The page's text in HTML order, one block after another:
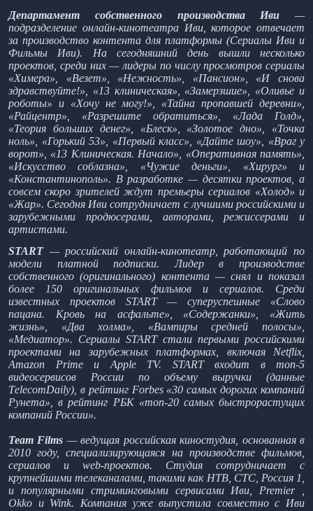
Департамент собственного производства Иви —
подразделение онлайн-кинотеатра Иви, которое отвечает
за производство контента для платформы (Сериалы Иви и
Фильмы Иви). На сегодняшний день вышли несколько
проектов, среди них — лидеры по числу просмотров сериалы
«Химера», «Везет», «Нежность», «Пансион», «И снова
здравствуйте!», «13 клиническая», «Замерзшие», «Оливье и
роботы» и «Хочу не могу!», «Тайна пропавшей деревни»,
«Райцентр», «Разрешите обратиться», «Лада Голд»,
«Теория больших денег», «Блеск», «Золотое дно», «Точка
ноль», «Горький 53», «Первый класс», «Дайте шоу», «Враг у
ворот», «13 Клиническая. Начало», «Оперативная память»,
«Искусство соблазна», «Чужие деньги», «Хирург» и
«Константинополь». В разработке — десятки проектов, а
совсем скоро зрителей ждут премьеры сериалов «Холод» и
«Жар». Сегодня Иви сотрудничает с лучшими российскими и
зарубежными продюсерами, авторами, режиссерами и
артистами.
START — российский онлайн-кинотеатр, работающий по
модели платной подписки. Лидер в производстве
собственного (оригинального) контента — снял и показал
более 150 оригинальных фильмов и сериалов. Среди
известных проектов START — суперуспешные «Слово
пацана. Кровь на асфальте», «Содержанки», «Жить
жизнь», «Два холма», «Вампиры средней полосы»,
«Медиатор». Сериалы START стали первыми российскими
проектами на зарубежных платформах, включая Netflix,
Amazon Prime и Apple TV. START входит в топ-5
видеосервисов России по объему выручки (данные
ТelecomDaily), в рейтинг Forbes «30 самых дорогих компаний
Рунета», в рейтинг РБК «топ-20 самых быстрорастущих
компаний России».
Team Films — ведущая российская киностудия, основанная в
2010 году, специализирующаяся на производстве фильмов,
сериалов и web-проектов. Студия сотрудничает с
крупнейшими телеканалами, такими как НТВ, СТС, Россия 1,
и популярными стриминговыми сервисами Иви, Premier ,
Okko и Wink. Компания уже выпустила совместно с Иви